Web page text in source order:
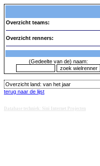
Overzicht teams:
Overzicht renners:
(Gedeelte van de) naam:
Overzicht land: van het jaar
terug naar de lijst
Database techniek: Sini Internet Projecten